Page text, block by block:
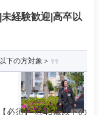
経験歓迎|高卒以
下の方対象＞
必須】 ◎45歳以下の